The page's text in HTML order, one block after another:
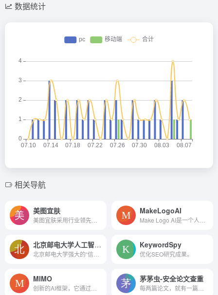
数据统计
相关导航
美图宜肤 MakeLogoAI
北京邮电大学人工智能学院 KeywordSpy
优化SEO研究成果。
MIMO 茅茅虫-安全论文查重